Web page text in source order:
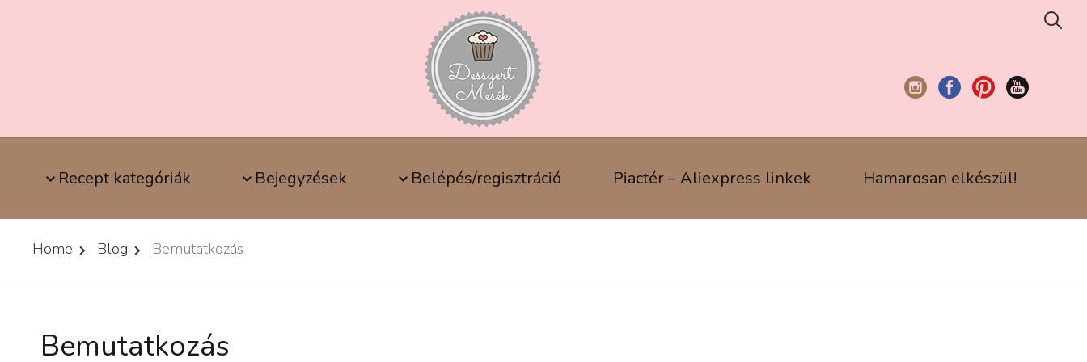
Recept kategóriák Bejegyzések Belépés/regisztráció Piactér – Aliexpress linkek Hamarosan elkészül!
Home Blog Bemutatkozás
Bemutatkozás